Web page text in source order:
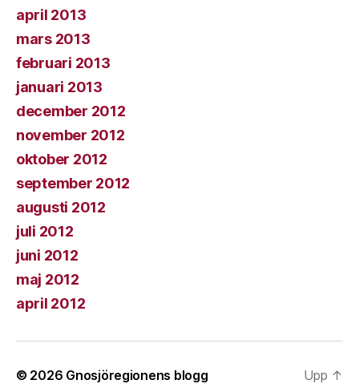
april 2013
mars 2013
februari 2013
januari 2013
december 2012
november 2012
oktober 2012
september 2012
augusti 2012
juli 2012
juni 2012
maj 2012
april 2012
© 2026 Gnosjöregionens blogg Upp ↑